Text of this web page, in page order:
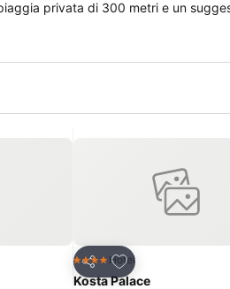
privata di 300 metri e un
Condividi
Aggiungi ai
4 StelleHotel
Kosta Palace